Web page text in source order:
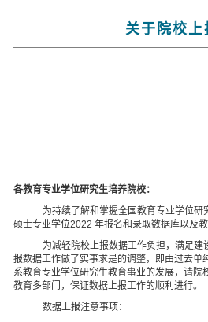
关于院校
各教育专业学位研究生培养院校：
为持续了解和掌握全国教育专业学位研
硕士专业学位2022 年报名和录取数据库以及
为减轻院校上报数据工作负担，满足
报数据工作做了实事求是的调整，即由过去
系教育专业学位研究生教育事业的发展，请
教育多部门，保证数据上报工作的顺利进行。
数据上报注意事项：